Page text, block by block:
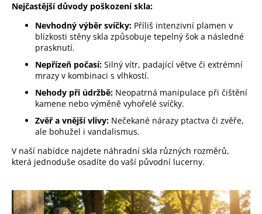
Nejčastější důvody poškození skla:
Nevhodný výběr svíčky: Příliš intenzivní plamen v
blízkosti stěny skla způsobuje tepelný šok a následné
prasknutí.
Nepřízeň počasí: Silný vítr, padající větve či extrémní
mrazy v kombinaci s vlhkostí.
Nehody při údržbě: Neopatrná manipulace při čištění
kamene nebo výměně vyhořelé svíčky.
Zvěř a vnější vlivy: Nečekané nárazy ptactva či zvěře,
ale bohužel i vandalismus.
V naší nabídce najdete náhradní skla různých rozměrů,
která jednoduše osadíte do vaší původní lucerny.
D
e